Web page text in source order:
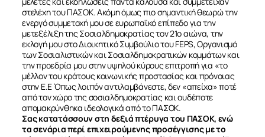
στελέχη του ΠΑΣΟΚ. Ακόμη όμως πιο σημαντική θεωρώ την
ενεργό συμμετοχή μου σε ευρωπαϊκό επίπεδο για την
μετεξέλιξη της Σοσιαλδημοκρατίας τον 21ο αιώνα, την
εκλογή μου στο Διοικητικό Συμβούλιο του FEPS, Οργανισμό
των Σοσιαλιστικών και Σοσιαλδημοκρατικών κομμάτων και
την προεδρία μου στην υψηλού κύρους επιτροπή για «το
μέλλον του κράτους κοινωνικής προστασίας και πρόνοιας
στην Ε.Ε Όπως λοιπόν αντιλαμβάνεστε, δεν «απείχα» ποτέ
από τον χώρο της σοσιαλδημοκρατίας και ουδέποτε
απομακρύνθηκα ιδεολογικά από το ΠΑΣΟΚ.
Σας κατατάσσουν στη δεξιά πτέρυγα του ΠΑΣΟΚ, ενώ
τα σενάρια περί επιχειρούμενης προσέγγισης με το